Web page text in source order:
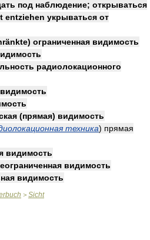
под наблюдение; открываться
entziehen укрываться от
ограниченная видимость
радиолокационного
(прямая) видимость
техника) прямая
видимость
видимость
видимость
> Sicht